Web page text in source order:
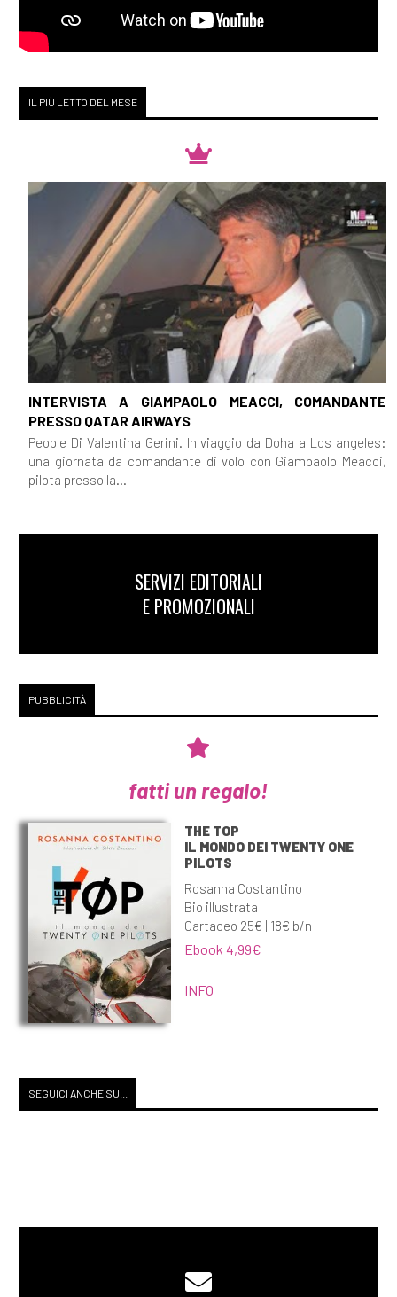
IL PIÙ LETTO DEL MESE
INTERVISTA A GIAMPAOLO MEACCI, COMANDANTE
PRESSO QATAR AIRWAYS
People Di Valentina Gerini. In viaggio da Doha a Los angeles:
una giornata da comandante di volo con Giampaolo Meacci,
pilota presso la...
SERVIZI EDITORIALI
E PROMOZIONALI
PUBBLICITÀ
fatti un regalo!
THE TOP
IL MONDO DEI TWENTY ONE
PILOTS
Rosanna Costantino
Bio illustrata
Cartaceo 25€ | 18€ b/n
Ebook 4,99€
INFO
SEGUICI ANCHE SU...